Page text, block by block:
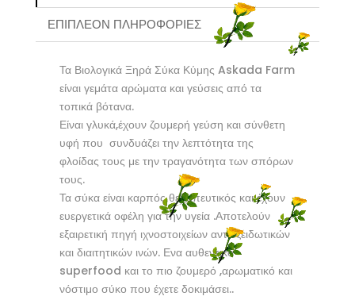
ΕΠΙΠΛΈΟΝ ΠΛΗΡΟΦΟΡΊΕΣ
Τα Βιολογικά Ξηρά Σύκα Κύμης Askada Farm
είναι γεμάτα αρώματα και γεύσεις από τα
τοπικά βότανα.
Είναι γλυκά,έχουν ζουμερή γεύση και σύνθετη
υφή που συνδυάζει την λεπτότητα της
φλοίδας τους με την τραγανότητα των σπόρων
τους.
Τα σύκα είναι καρπός θεραπευτικός και έχουν
ευεργετικά οφέλη για την υγεία .Αποτελούν
εξαιρετική πηγή ιχνοστοιχείων αντιοξειδωτικών
και διαιτητικών ινών. Ενα αυθεντικό
superfood και το πιο ζουμερό ,αρωματικό και
νόστιμο σύκο που έχετε δοκιμάσει..